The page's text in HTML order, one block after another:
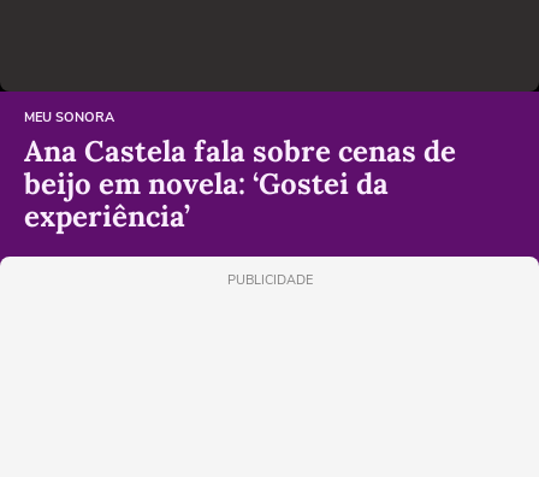
MEU SONORA
Ana Castela fala sobre cenas de
beijo em novela: ‘Gostei da
experiência’
PUBLICIDADE